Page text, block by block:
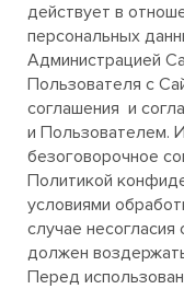
действует в
персональных
Администрацией
Пользователя с
соглашения и
и Пользователем.
безоговорочное
Политикой
условиями
случае
должен
Перед